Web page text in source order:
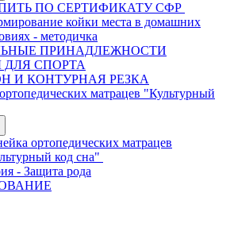
ПО СЕРТИФИКАТУ СФР
койки места в домашних
- методичка
ПРИНАДЛЕЖНОСТИ
ДЛЯ СПОРТА
И КОНТУРНАЯ РЕЗКА
матрацев "Культурный
ортопедических матрацев
код сна"
- Защита рода